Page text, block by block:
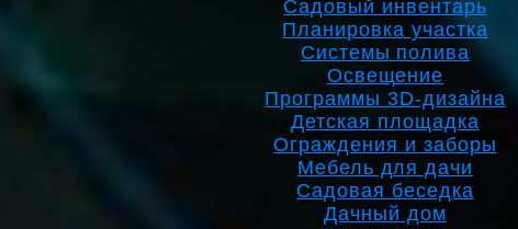
Садовый инвентарь
Планировка участка
Системы полива
Освещение
Программы 3D-дизайна
Детская площадка
Ограждения и заборы
Мебель для дачи
Садовая беседка
Дачный дом